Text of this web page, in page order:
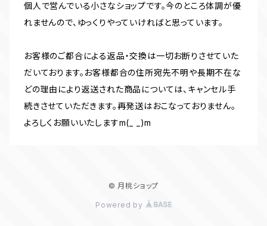
個人で営んでいる小さなショップです。今のところ体調が優
れませんので、ゆっくりやっていければと思っています。
お客様のご都合による返品・交換は一切お断りさせていた
だいております。お客様都合の住所宛先不明や長期不在な
どの理由により返送された商品については、キャンセル手
続きさせていただきます。再発送はおこなっておりません。
よろしくお願いいたしますm(_ _)m
© 月桃ショップ
Powered by